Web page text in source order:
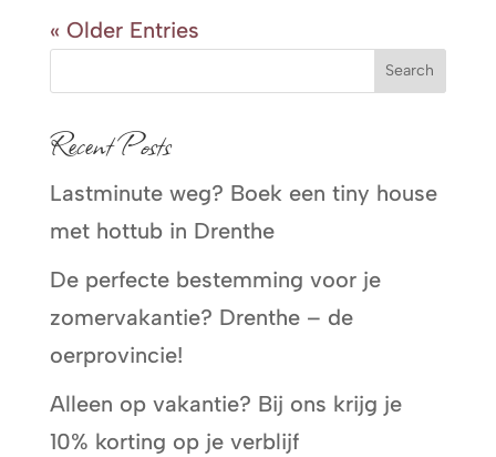
« Older Entries
Search
Recent Posts
Lastminute weg? Boek een tiny house
met hottub in Drenthe
De perfecte bestemming voor je
zomervakantie? Drenthe – de
oerprovincie!
Alleen op vakantie? Bij ons krijg je
10% korting op je verblijf